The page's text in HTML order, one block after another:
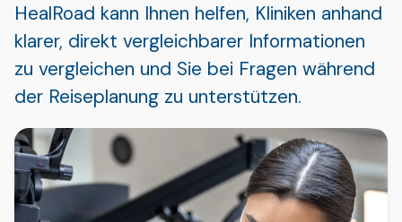
HealRoad kann Ihnen helfen, Kliniken anhand
klarer, direkt vergleichbarer Informationen
zu vergleichen und Sie bei Fragen während
der Reiseplanung zu unterstützen.